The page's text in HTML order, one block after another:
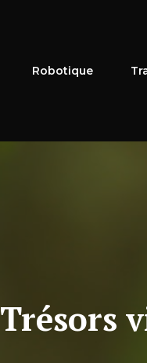
Robotique
Trésors